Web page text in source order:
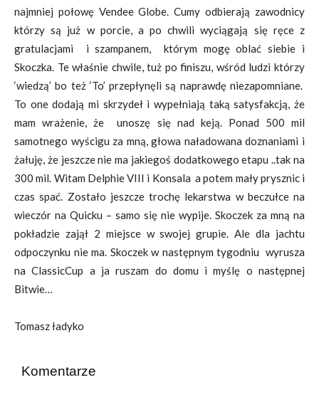
najmniej połowę Vendee Globe. Cumy odbierają zawodnicy
którzy są już w porcie, a po chwili wyciągają się ręce z
gratulacjami i szampanem, którym mogę oblać siebie i
Skoczka. Te właśnie chwile, tuż po finiszu, wśród ludzi którzy
‘wiedzą’ bo też ‘To’ przepłynęli są naprawdę niezapomniane.
To one dodają mi skrzydeł i wypełniają taką satysfakcją, że
mam wrażenie, że unoszę się nad keją. Ponad 500 mil
samotnego wyścigu za mną, głowa naładowana doznaniami i
żałuję, że jeszcze nie ma jakiegoś dodatkowego etapu ..tak na
300 mil. Witam Delphie VIII i Konsala a potem mały prysznic i
czas spać. Zostało jeszcze trochę lekarstwa w beczułce na
wieczór na Quicku – samo się nie wypije. Skoczek za mną na
pokładzie zajął 2 miejsce w swojej grupie. Ale dla jachtu
odpoczynku nie ma. Skoczek w następnym tygodniu wyrusza
na ClassicCup a ja ruszam do domu i myślę o następnej
Bitwie…
Tomasz ładyko
Komentarze